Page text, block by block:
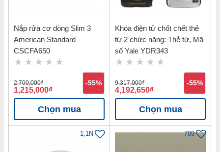
Nắp rửa cơ dòng Slim 3
American Standard
CSCFA650
2,700,000đ
1,215,000đ
-55%
Chọn mua
Khóa điện tử chốt chết thẻ
từ 2 chức năng: Thẻ từ, Mã
số Yale YDR343
9,317,000đ
4,192,650đ
-55%
Chọn mua
1,1N 709